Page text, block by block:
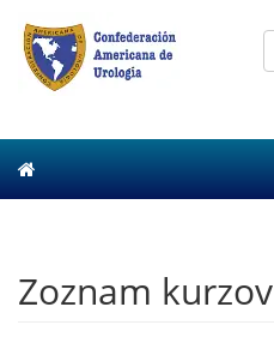
Zoznam kurzov